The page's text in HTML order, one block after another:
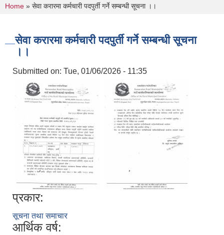
You are here
Home » सेवा करारमा कर्मचारी पदपुर्ती गर्ने सम्बन्धी सूचना ।।
सेवा करारमा कर्मचारी पदपुर्ती गर्ने सम्बन्धी सूचना
।।
Submitted on: Tue, 01/06/2026 - 11:35
प्रकार:
सूचना तथा समाचार
आर्थिक वर्ष: